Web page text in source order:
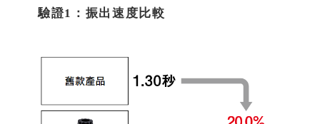
驗證1：振出速度比較